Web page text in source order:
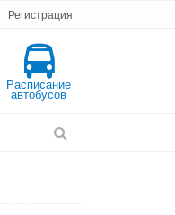
Регистрация
Расписание
автобусов